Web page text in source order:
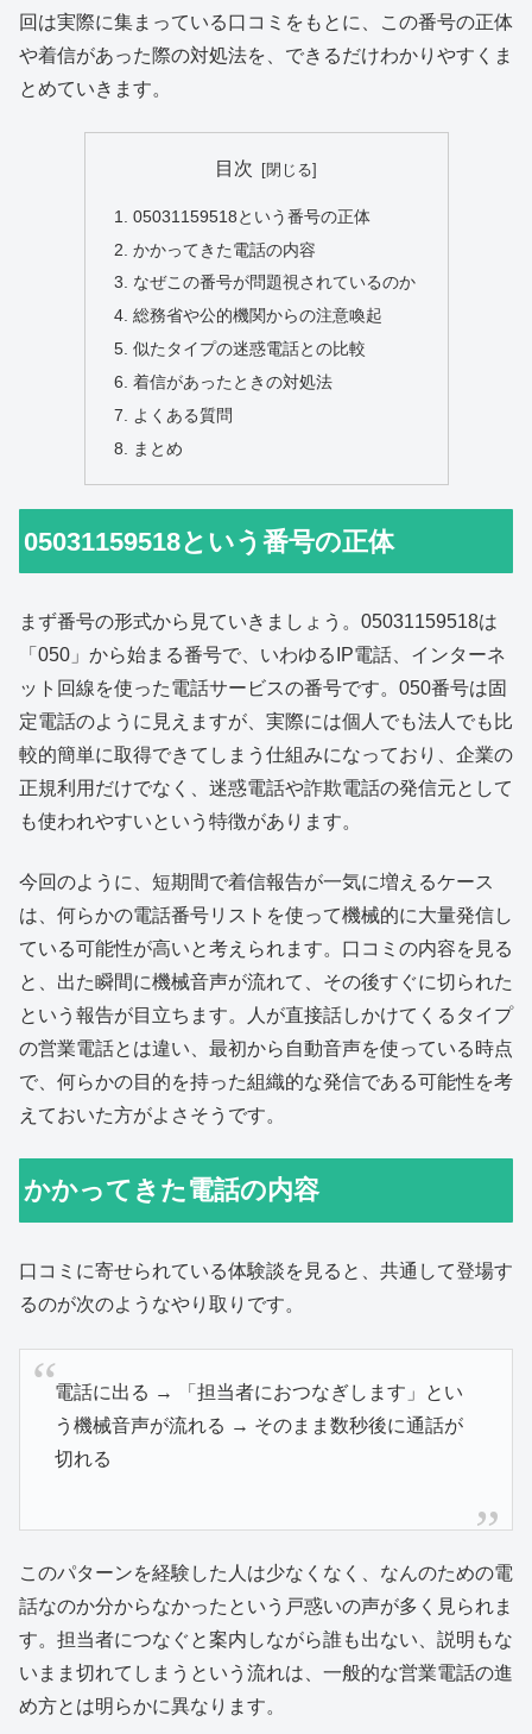
回は実際に集まっている口コミをもとに、この番号の正体
や着信があった際の対処法を、できるだけわかりやすくま
とめていきます。
目次
05031159518という番号の正体
かかってきた電話の内容
なぜこの番号が問題視されているのか
総務省や公的機関からの注意喚起
似たタイプの迷惑電話との比較
着信があったときの対処法
よくある質問
まとめ
05031159518という番号の正体
まず番号の形式から見ていきましょう。05031159518は
「050」から始まる番号で、いわゆるIP電話、インターネ
ット回線を使った電話サービスの番号です。050番号は固
定電話のように見えますが、実際には個人でも法人でも比
較的簡単に取得できてしまう仕組みになっており、企業の
正規利用だけでなく、迷惑電話や詐欺電話の発信元として
も使われやすいという特徴があります。
今回のように、短期間で着信報告が一気に増えるケース
は、何らかの電話番号リストを使って機械的に大量発信し
ている可能性が高いと考えられます。口コミの内容を見る
と、出た瞬間に機械音声が流れて、その後すぐに切られた
という報告が目立ちます。人が直接話しかけてくるタイプ
の営業電話とは違い、最初から自動音声を使っている時点
で、何らかの目的を持った組織的な発信である可能性を考
えておいた方がよさそうです。
かかってきた電話の内容
口コミに寄せられている体験談を見ると、共通して登場す
るのが次のようなやり取りです。
電話に出る → 「担当者におつなぎします」とい
う機械音声が流れる → そのまま数秒後に通話が
切れる
このパターンを経験した人は少なくなく、なんのための電
話なのか分からなかったという戸惑いの声が多く見られま
す。担当者につなぐと案内しながら誰も出ない、説明もな
いまま切れてしまうという流れは、一般的な営業電話の進
め方とは明らかに異なります。